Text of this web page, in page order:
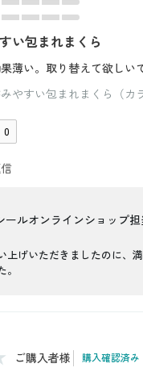
い包まれまくら
薄い。取り替えて欲しい
やすい包まれまくら（カ
0
ールオンラインショップ担
上げいただきましたのに、
ご購入者様 購入確認済み